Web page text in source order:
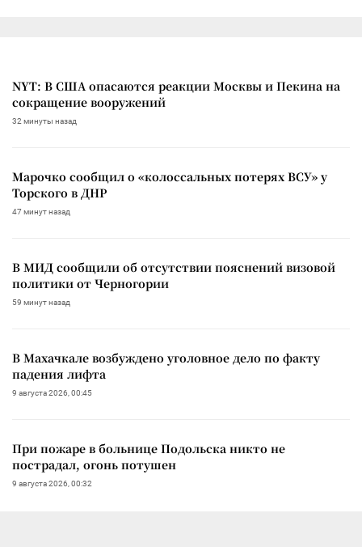
NYT: В США опасаются реакции Москвы и Пекина на
сокращение вооружений
32 минуты назад
Марочко сообщил о «колоссальных потерях ВСУ» у
Торского в ДНР
47 минут назад
В МИД сообщили об отсутствии пояснений визовой
политики от Черногории
59 минут назад
В Махачкале возбуждено уголовное дело по факту
падения лифта
9 августа 2026, 00:45
При пожаре в больнице Подольска никто не
пострадал, огонь потушен
9 августа 2026, 00:32